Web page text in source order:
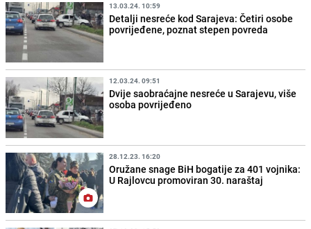
13.03.24. 10:59
Detalji nesreće kod Sarajeva: Četiri osobe
povrijeđene, poznat stepen povreda
12.03.24. 09:51
Dvije saobraćajne nesreće u Sarajevu, više
osoba povrijeđeno
28.12.23. 16:20
Oružane snage BiH bogatije za 401 vojnika:
U Rajlovcu promoviran 30. naraštaj